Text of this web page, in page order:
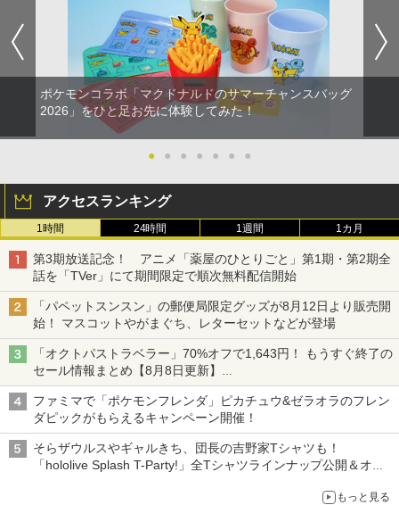
ポケモンコラボ「マクドナルドのサマーチャンスバッグ
2026」をひと足お先に体験してみた！
● ● ● ● ● ● ●
アクセスランキング
1時間 24時間 1週間 1カ月
第3期放送記念！ アニメ「薬屋のひとりごと」第1期・第2期全
話を「TVer」にて期間限定で順次無料配信開始
「パペットスンスン」の郵便局限定グッズが8月12日より販売開
始！ マスコットやがまぐち、レターセットなどが登場
「オクトパストラベラー」70%オフで1,643円！ もうすぐ終了の
セール情報まとめ【8月8日更新】
ニンテンドーeショップでは「大神 絶景版」が67%オフで990円
ファミマで「ポケモンフレンダ」ピカチュウ&ゼラオラのフレン
ダピックがもらえるキャンペーン開催！
そらザウルスやギャルきち、団長の吉野家Tシャツも！
「hololive Splash T-Party!」全Tシャツラインナップ公開＆オン
もっと見る